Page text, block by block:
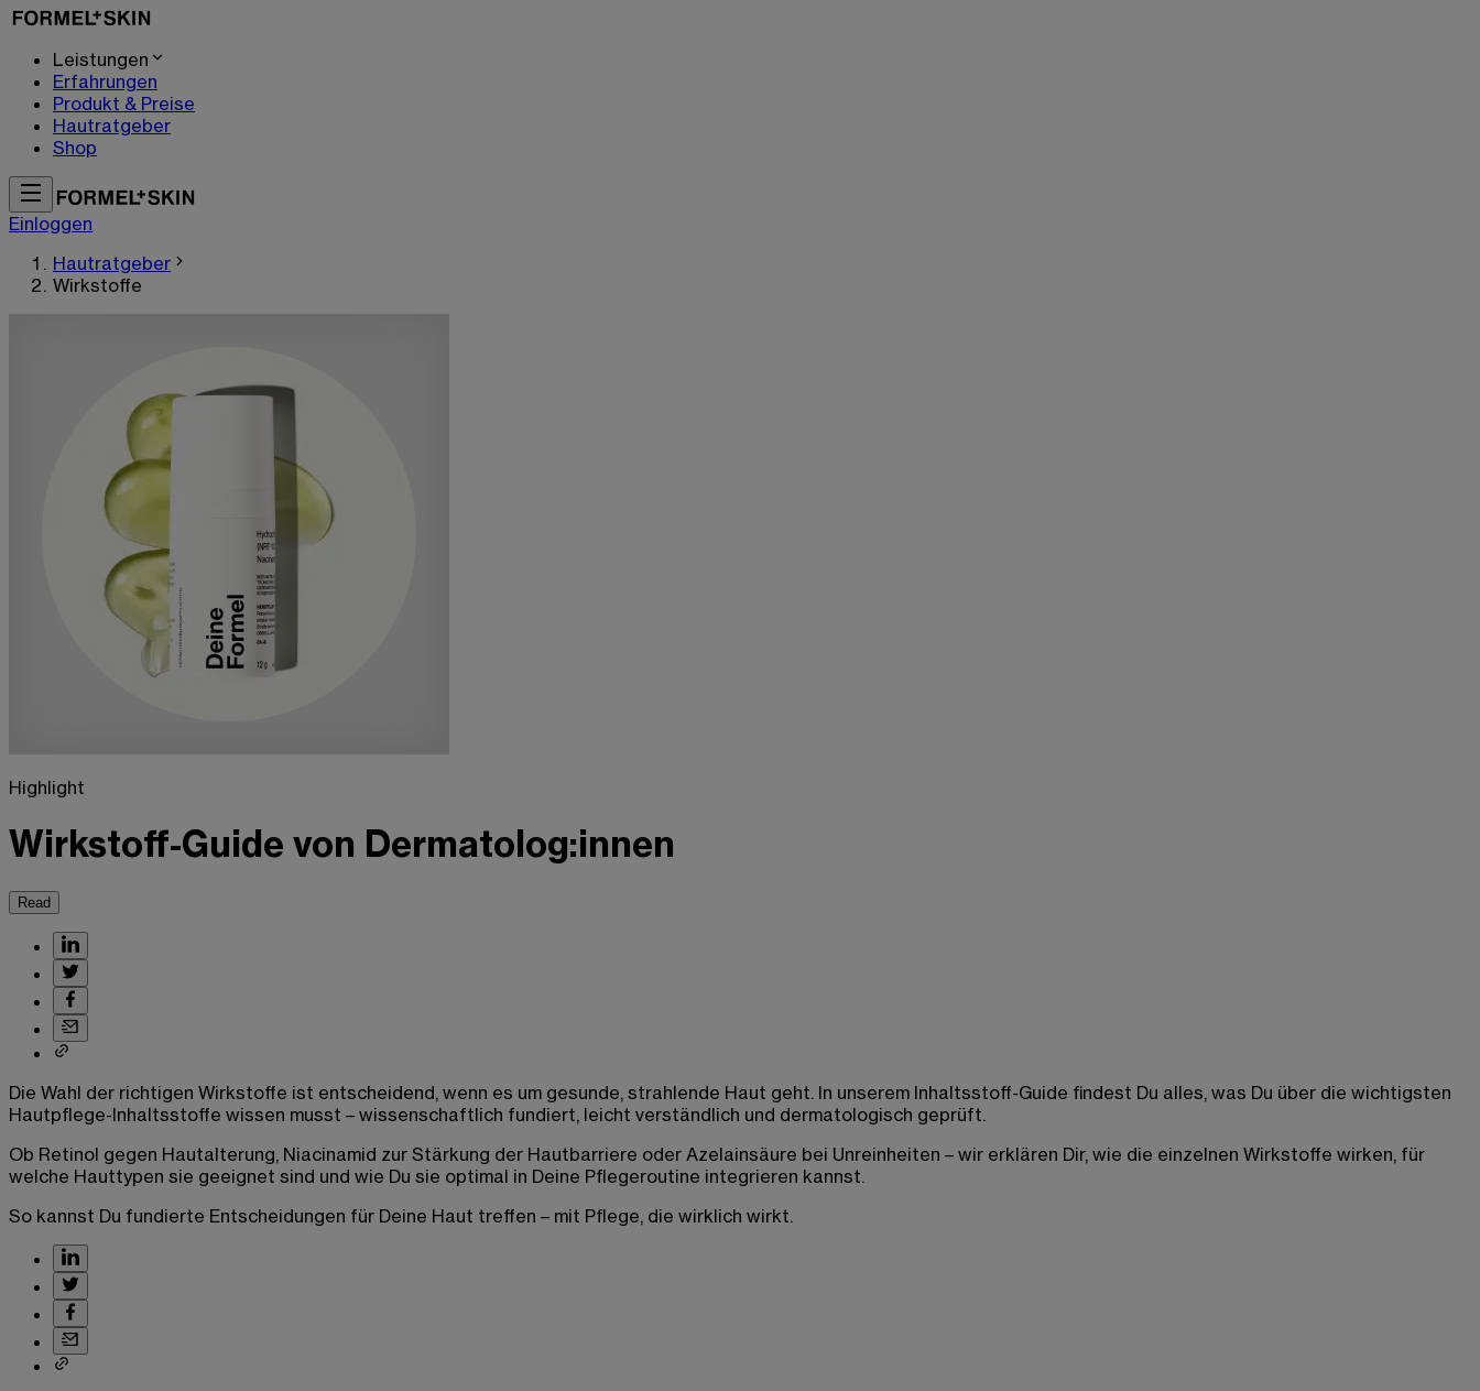
Leistungen
Erfahrungen
Produkt & Preise
Hautratgeber
Shop
Einloggen
Hautratgeber
Wirkstoffe
Highlight
Wirkstoff-Guide von Dermatolog:innen
Read
Die Wahl der richtigen Wirkstoffe ist entscheidend, wenn es um gesunde, strahlende Haut geht. In unserem Inhaltsstoff-Guide findest Du alles, was Du über die wichtigsten
Hautpflege-Inhaltsstoffe wissen musst – wissenschaftlich fundiert, leicht verständlich und dermatologisch geprüft.
Ob Retinol gegen Hautalterung, Niacinamid zur Stärkung der Hautbarriere oder Azelainsäure bei Unreinheiten – wir erklären Dir, wie die einzelnen Wirkstoffe wirken, für
welche Hauttypen sie geeignet sind und wie Du sie optimal in Deine Pflegeroutine integrieren kannst.
So kannst Du fundierte Entscheidungen für Deine Haut treffen – mit Pflege, die wirklich wirkt.